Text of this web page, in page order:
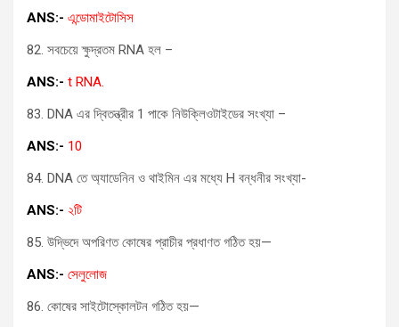
ANS:- এন্ডোমাইটোসিস
82. সবচেয়ে ক্ষুদ্রতম RNA হল –
ANS:- t RNA.
83. DNA এর দ্বিতন্ত্রীর 1 পাকে নিউক্লিওটাইডের সংখ্যা –
ANS:- 10
84. DNA তে অ্যাডেনিন ও থাইমিন এর মধ্যে H বন্ধনীর সংখ্যা-
ANS:- ২টি
85. উদ্ভিদে অপরিণত কোষের প্রাচীর প্রধাণত গঠিত হয়—
ANS:- সেলুলোজ
86. কোষের সাইটোস্কোলটন গঠিত হয়—